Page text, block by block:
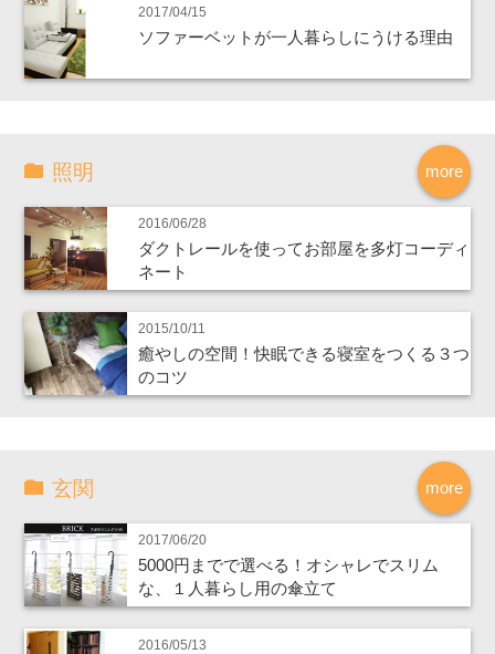
2017/04/15
ソファーベットが一人暮らしにうける理由
more
照明
2016/06/28
ダクトレールを使ってお部屋を多灯コーディ
ネート
2015/10/11
癒やしの空間！快眠できる寝室をつくる３つ
のコツ
more
玄関
2017/06/20
5000円までで選べる！オシャレでスリム
な、１人暮らし用の傘立て
2016/05/13